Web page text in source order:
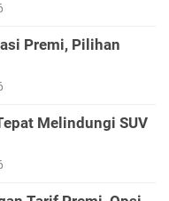
Premi, Pilihan
Melindungi SUV